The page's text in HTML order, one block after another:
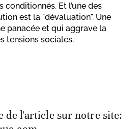
conditionnés. Et l’une des
est la "dévaluation". Une
panacée et qui aggrave la
tensions sociales.
de l'article sur notre site: